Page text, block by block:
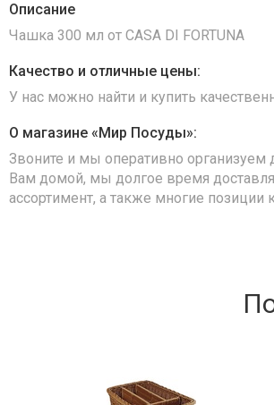
Описание
Чашка 300 мл от CASA DI FORTUNA
Качество и отличные цены:
У нас можно найти и купить
О магазине «Мир Посуды»:
Звоните и мы оперативно организуем
Вам домой, мы долгое время
ассортимент, а также многие позиции